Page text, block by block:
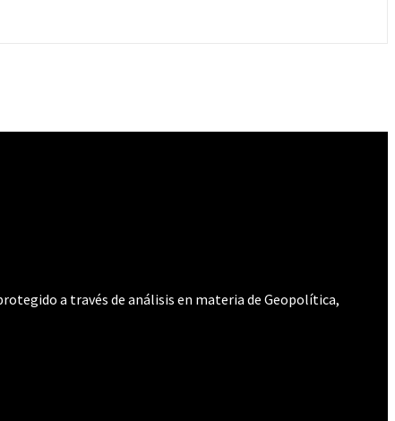
a través de análisis en materia de Geopolítica,